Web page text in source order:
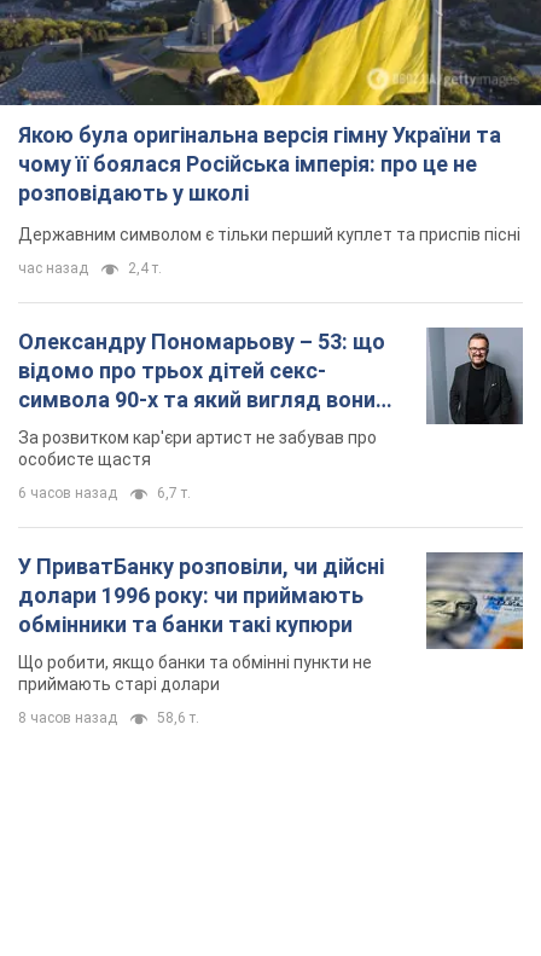
Якою була оригінальна версія гімну України та
чому її боялася Російська імперія: про це не
розповідають у школі
Державним символом є тільки перший куплет та приспів пісні
час назад 2,4 т.
Олександру Пономарьову – 53: що
відомо про трьох дітей секс-
символа 90-х та який вигляд вони
мають
За розвитком кар'єри артист не забував про
особисте щастя
6 часов назад 6,7 т.
У ПриватБанку розповіли, чи дійсні
долари 1996 року: чи приймають
обмінники та банки такі купюри
Що робити, якщо банки та обмінні пункти не
приймають старі долари
8 часов назад 58,6 т.